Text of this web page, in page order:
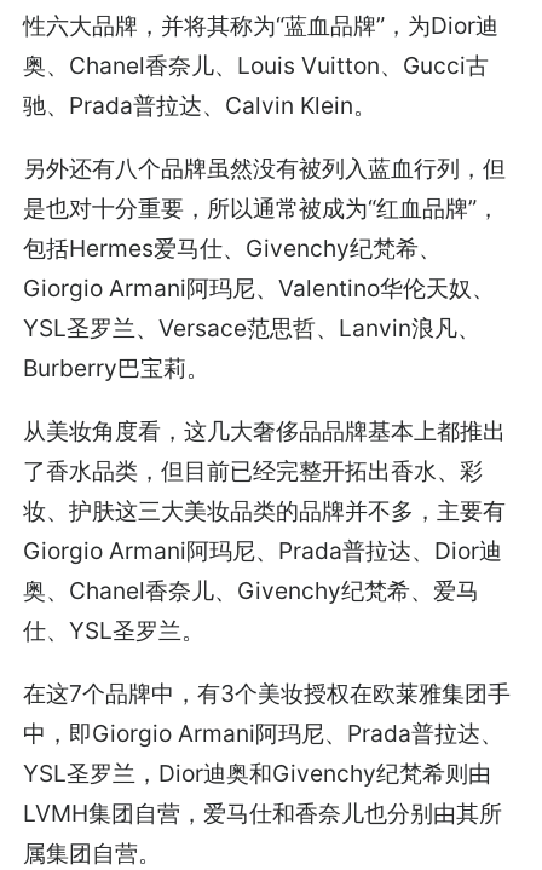
性六大品牌，并将其称为“蓝血品牌”，为Dior迪
奥、Chanel香奈儿、Louis Vuitton、Gucci古
驰、Prada普拉达、Calvin Klein。
另外还有八个品牌虽然没有被列入蓝血行列，但
是也对十分重要，所以通常被成为“红血品牌”，
包括Hermes爱马仕、Givenchy纪梵希、
Giorgio Armani阿玛尼、Valentino华伦天奴、
YSL圣罗兰、Versace范思哲、Lanvin浪凡、
Burberry巴宝莉。
从美妆角度看，这几大奢侈品品牌基本上都推出
了香水品类，但目前已经完整开拓出香水、彩
妆、护肤这三大美妆品类的品牌并不多，主要有
Giorgio Armani阿玛尼、Prada普拉达、Dior迪
奥、Chanel香奈儿、Givenchy纪梵希、爱马
仕、YSL圣罗兰。
在这7个品牌中，有3个美妆授权在欧莱雅集团手
中，即Giorgio Armani阿玛尼、Prada普拉达、
YSL圣罗兰，Dior迪奥和Givenchy纪梵希则由
LVMH集团自营，爱马仕和香奈儿也分别由其所
属集团自营。